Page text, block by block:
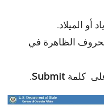
أو الميلاد.
الظاهرة في
كلمة Submit
.